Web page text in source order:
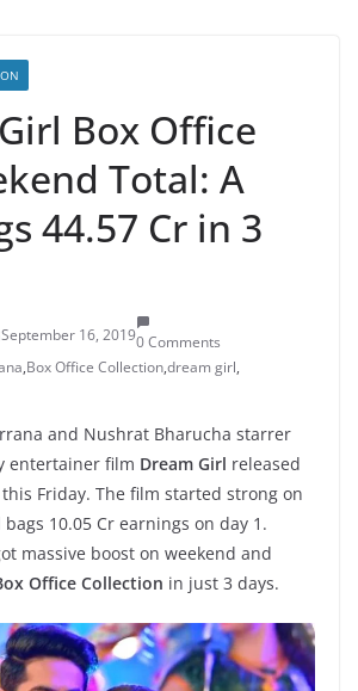
Box Office
Total: A
44.57 Cr in 3
September 16, 20190 Comments
,Box Office Collection,dream girl,
and Nushrat Bharucha starrer
entertainer film Dream Girl released
Friday. The film started strong on
10.05 Cr earnings on day 1.
massive boost on weekend and
Office Collection in just 3 days.